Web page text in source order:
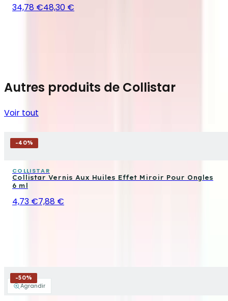
Agrandir
34,78 €48,30 €
Autres produits de Collistar
Voir tout
-40%
COLLISTAR
Collistar Vernis Aux Huiles Effet Miroir Pour Ongles
6 ml
4,73 €7,88 €
-50%